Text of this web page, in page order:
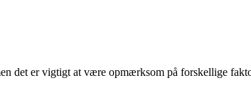
det er vigtigt at være opmærksom på forskellige